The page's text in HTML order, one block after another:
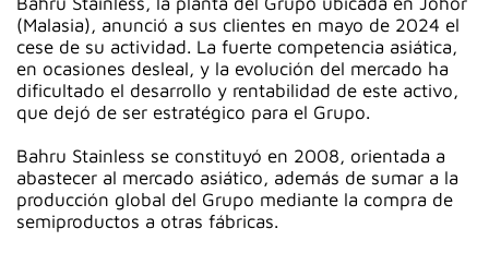
(Malasia), anunció a sus clientes en mayo de 2024 el
cese de su actividad. La fuerte competencia asiática,
en ocasiones desleal, y la evolución del mercado ha
dificultado el desarrollo y rentabilidad de este activo,
que dejó de ser estratégico para el Grupo.
Bahru Stainless se constituyó en 2008, orientada a
abastecer al mercado asiático, además de sumar a la
producción global del Grupo mediante la compra de
semiproductos a otras fábricas.